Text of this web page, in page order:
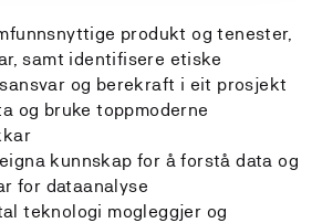
produkt og tenester,
samt identifisere etiske
og berekraft i eit prosjekt
og bruke toppmoderne
kunnskap for å forstå data og
for dataanalyse
teknologi mogleggjer og